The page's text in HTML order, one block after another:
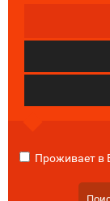
Проживает в